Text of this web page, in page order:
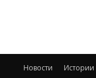
Новости Истории